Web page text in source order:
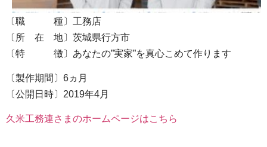
〔職 種〕工務店
〔所 在 地〕茨城県行方市
〔特 徴〕あなたの”実家”を真心こめて作ります
〔製作期間〕6ヵ月
〔公開日時〕2019年4月
久米工務連さまのホームページはこちら